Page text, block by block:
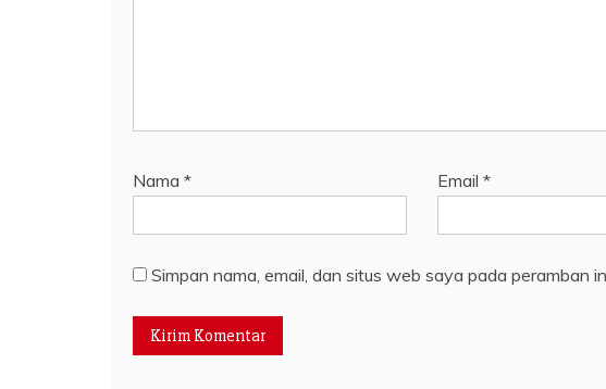
Nama * Email *
Simpan nama, email, dan situs web saya pada peramban